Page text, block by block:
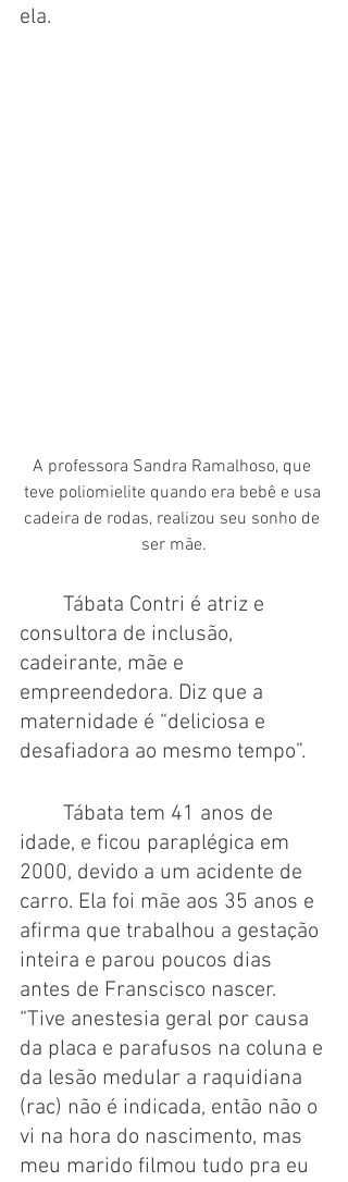
ela.
A professora Sandra Ramalhoso, que
teve poliomielite quando era bebê e usa
cadeira de rodas, realizou seu sonho de
ser mãe.
Tábata Contri é atriz e
consultora de inclusão,
cadeirante, mãe e
empreendedora. Diz que a
maternidade é “deliciosa e
desafiadora ao mesmo tempo”.
Tábata tem 41 anos de
idade, e ficou paraplégica em
2000, devido a um acidente de
carro. Ela foi mãe aos 35 anos e
afirma que trabalhou a gestação
inteira e parou poucos dias
antes de Franscisco nascer.
“Tive anestesia geral por causa
da placa e parafusos na coluna e
da lesão medular a raquidiana
(rac) não é indicada, então não o
vi na hora do nascimento, mas
meu marido filmou tudo pra eu